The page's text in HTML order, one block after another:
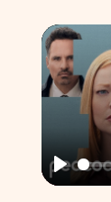
Play